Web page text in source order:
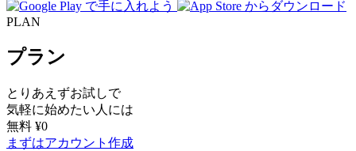
PLAN
プラン
とりあえずお試しで
気軽に始めたい人には
無料 ¥0
まずはアカウント作成